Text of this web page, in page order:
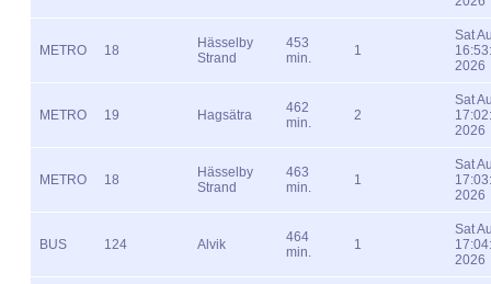
METRO 18
Hässelby
Strand
453
min.
1
Sat
2026
METRO 19 Hagsätra
462
min.
2
Sat
2026
METRO 18
Hässelby
Strand
463
min.
1
Sat
2026
BUS 124 Alvik
464
min.
1
Sat
2026